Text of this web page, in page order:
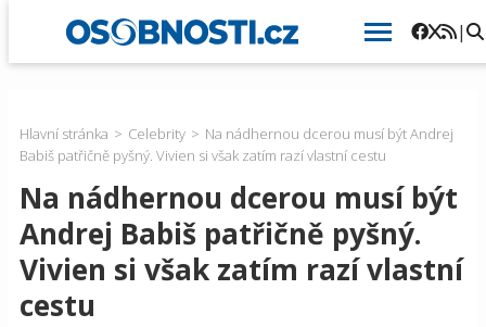
|
Hlavní stránka Celebrity
Na nádhernou dcerou musí být Andrej
Babiš patřičně pyšný. Vivien si však zatím razí vlastní cestu
Na nádhernou dcerou musí být
Andrej Babiš patřičně pyšný.
Vivien si však zatím razí vlastní
cestu